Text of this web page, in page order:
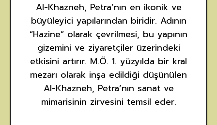
Al-Khazneh, Petra’nın en ikonik ve
büyüleyici yapılarından biridir. Adının
“Hazine” olarak çevrilmesi, bu yapının
gizemini ve ziyaretçiler üzerindeki
etkisini artırır. M.Ö. 1. yüzyılda bir kral
mezarı olarak inşa edildiği düşünülen
Al-Khazneh, Petra’nın sanat ve
mimarisinin zirvesini temsil eder.